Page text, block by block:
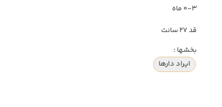
۰-۳ ماه
قد ۲۷ سانت
بخشها :
ایراد دارها